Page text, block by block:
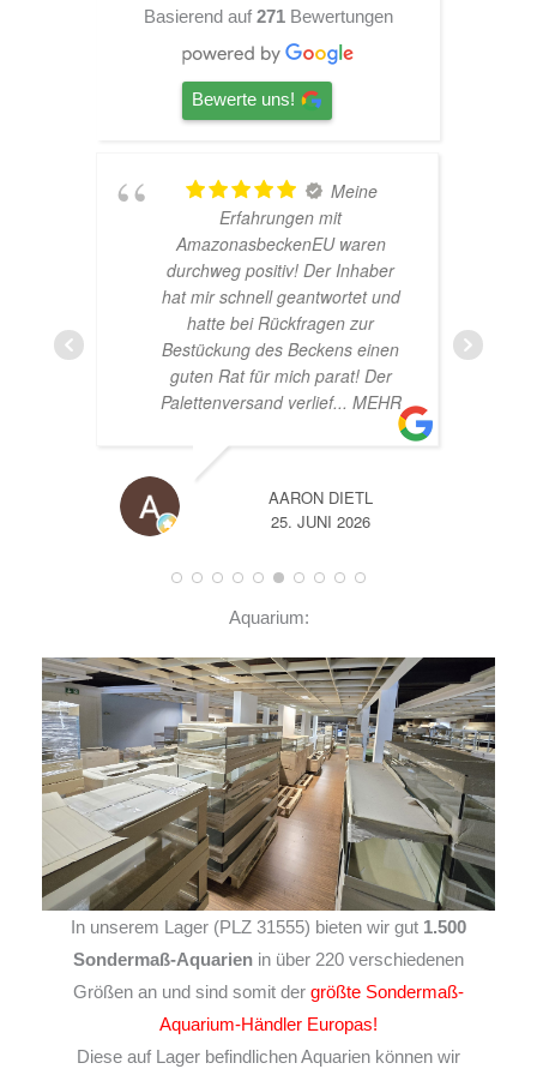
Basierend auf 271 Bewertungen
Bewerte uns!
Meine
positiv! Der Inhaber
geantwortet und
des Beckens einen
... MEHR
AARON DIETL
25. JUNI 2026
Hardscape im Laden und
nette Beratung! Ich bin
Glücklich mit meinem
Beståbecken
Aquarium:
In unserem Lager (PLZ 31555) bieten wir gut 1.500
Sondermaß-Aquarien in über 220 verschiedenen
Größen an und sind somit der größte Sondermaß-
Aquarium-Händler Europas!
Diese auf Lager befindlichen Aquarien können wir